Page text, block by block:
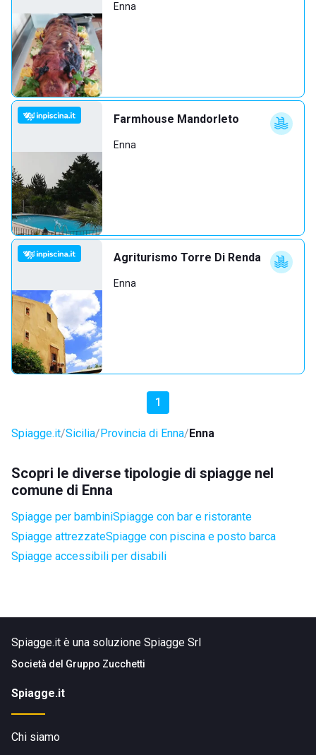
Enna
Farmhouse Mandorleto
Enna
Agriturismo Torre Di Renda
Enna
1
Spiagge.it Sicilia Provincia di Enna Enna
Scopri le diverse tipologie di spiagge nel
comune di Enna
Spiagge per bambiniSpiagge con bar e ristorante
Spiagge attrezzateSpiagge con piscina e posto barca
Spiagge accessibili per disabili
Spiagge.it è una soluzione Spiagge Srl
Società del Gruppo Zucchetti
Spiagge.it
Chi siamo